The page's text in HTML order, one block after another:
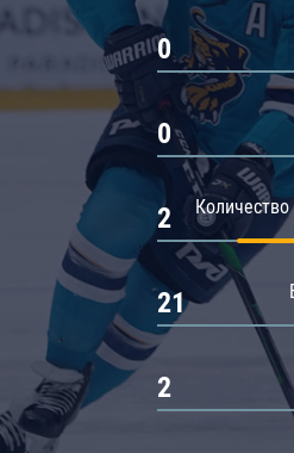
Драконы
Амур
Барыс
0
0
2
21
2